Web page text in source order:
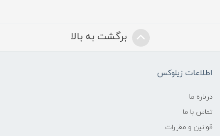
برگشت به بالا
اطلاعات زیلوکس
درباره ما
تماس با ما
قوانین و مقررات